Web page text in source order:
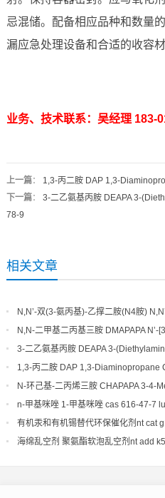
忌混储。配备相应品种和数量
漏应急处理设备和合适的收容材
业务、技术联系：吴经理 183-
上一篇： 1,3-丙二胺 DAP 1,3-
下一篇： 3-二乙氨基丙胺 DEAPA 3-
78-9
相关文章
N,N’-双(3-氨丙基)-乙撑二胺(N4胺)
ethylenediamine CAS No10563-26-5
N,N-二甲基二丙基三胺 DMAPAPA
1,3-diamine CAS No10563-29-8
3-二乙氨基丙胺 DEAPA 3-
1,3-丙二胺 DAP 1,3-Diaminopropane
N-环己基-二丙烯三胺 CHAPAPA 3-4-
73-0n-甲基咪唑 1-甲基咪唑 cas 616-47-7
有机汞和有机锡替代环保催化剂nt cat
海绵乱空剂 聚氨酯软泡乱空剂nt add